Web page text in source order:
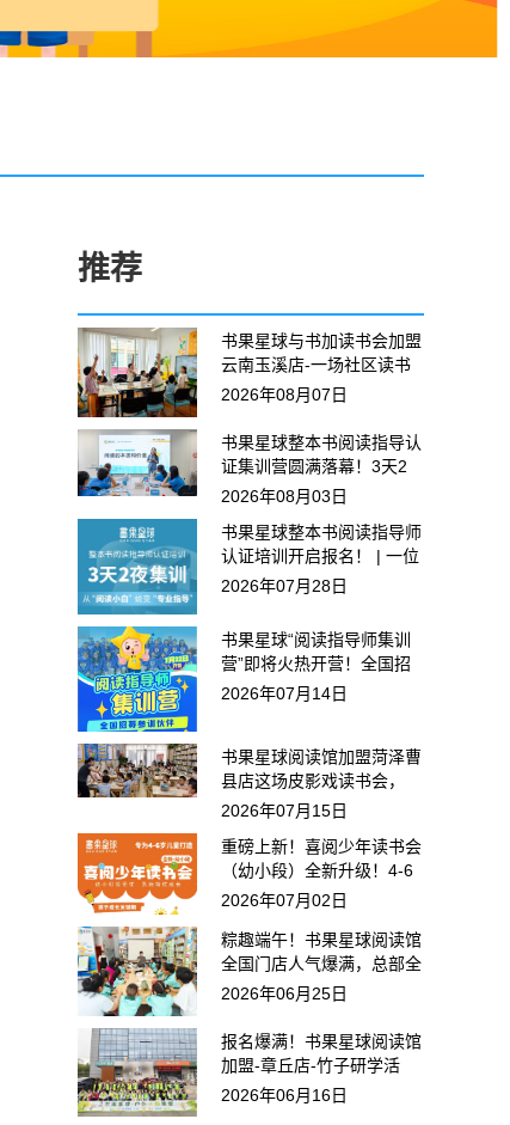
推荐
书果星球与书加读书会加盟
云南玉溪店-一场社区读书
会，让20+名孩子专注阅
评！
2026年08月07日
书果星球整本书阅读指导认
证集训营圆满落幕！3天2
夜，成为专业的阅读指导
2026年08月03日
书果星球整本书阅读指导师
认证培训开启报名！ | 一位
真正懂阅读的指导师，能点
2026年07月28日
书果星球“阅读指导师集训
营”即将火热开营！全国招
募，0基础可学！
2026年07月14日
书果星球阅读馆加盟菏泽曹
县店这场皮影戏读书会，
40+组家庭抢报！
2026年07月15日
重磅上新！喜阅少年读书会
（幼小段）全新升级！4-6
岁专属成长方案来了
2026年07月02日
粽趣端午！书果星球阅读馆
全国门店人气爆满，总部全
维赋能终端
2026年06月25日
报名爆满！书果星球阅读馆
加盟-章丘店-竹子研学活
动，被家长称赞：最不费力
2026年06月16日